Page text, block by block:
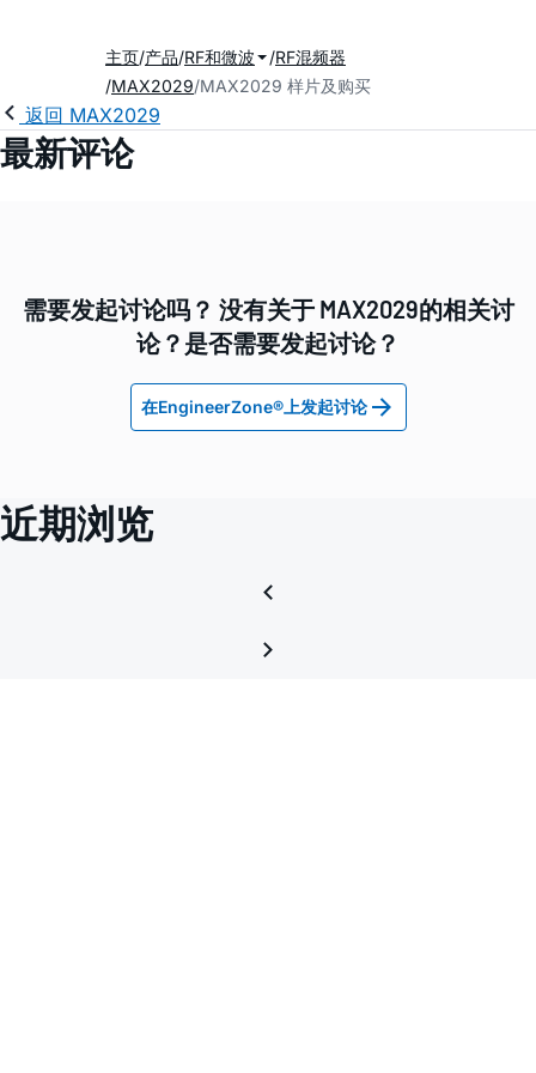
主页 产品 RF和微波
RF混频器
MAX2029 MAX2029 样片及购买
返回 MAX2029
最新评论
需要发起讨论吗？ 没有关于 MAX2029的相关讨
论？是否需要发起讨论？
在EngineerZone®上发起讨论
近期浏览